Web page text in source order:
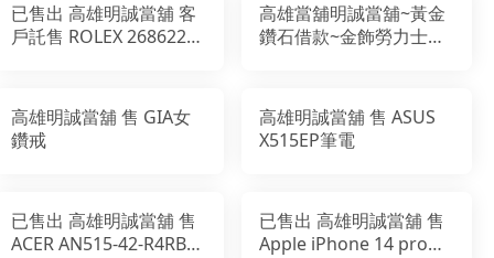
已售出 高雄明誠當舖 客
戶託售 ROLEX 268622
高雄當舖明誠當舖~黃金
鑽石借款~金飾勞力士典
高雄明誠當舖 售 GIA女
鑽戒
高雄明誠當舖 售 ASUS
X515EP筆電
已售出 高雄明誠當舖 售
ACER AN515-42-R4RB
已售出 高雄明誠當舖 售
Apple iPhone 14 pro